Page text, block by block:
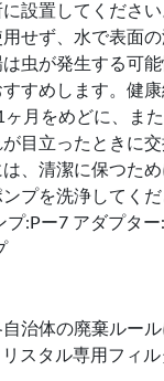
設置してくださ
せず、水で表面
虫が発生する可
すめします。健
月をめどに、ま
目立ったときに交
、清潔に保つた
プを洗浄してく
プ:Pー7 アダプタ
治体の廃棄ルー
スタル専用フィ